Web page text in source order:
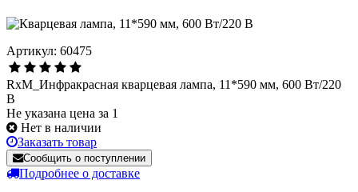
Артикул: 60475
RxM_Инфракрасная кварцевая лампа, 11*590 мм, 600 Вт/220
В
Не указана цена за 1
Нет в наличии
Заказать товар
Сообщить о поступлении
Подробнее о доставке